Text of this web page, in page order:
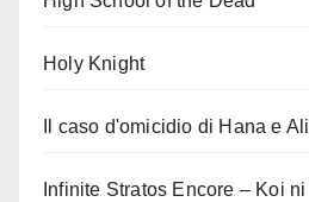
Holy Knight
Il caso d'omicidio di Hana e
Infinite Stratos Encore – Koi